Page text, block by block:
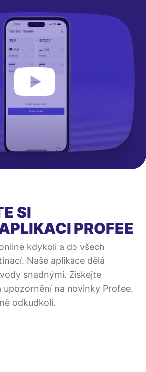
SI
PROFEE
kdykoli a do všech
Naše aplikace dělá
snadnými. Získejte
upozornění na novinky Profee.
odkudkoli.